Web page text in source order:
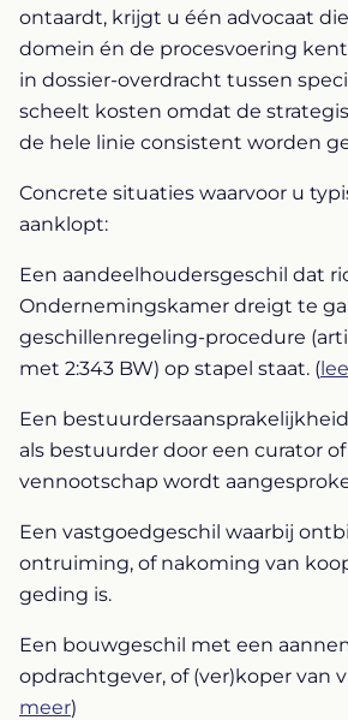
ontaardt, krijgt u één advocaat
domein én de procesvoering
in dossier-overdracht tussen
scheelt kosten omdat de
de hele linie consistent worden
Concrete situaties waarvoor u
aanklopt:
Een aandeelhoudersgeschil dat
Ondernemingskamer dreigt te
geschillenregeling-procedure
met 2:343 BW) op stapel staat. (
Een
als bestuurder door een curator
vennootschap wordt
Een vastgoedgeschil waarbij
ontruiming, of nakoming van
geding is.
Een bouwgeschil met een
opdrachtgever, of (ver)koper van
meer)